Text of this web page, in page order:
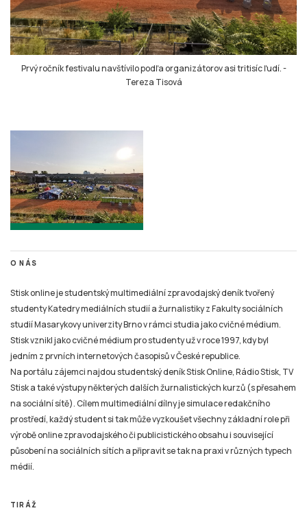
Prvý ročník festivalu navštívilo podľa organizátorov asi tritisíc ľudí.-
Tereza Tisová
O NÁS
Stisk online je studentský multimediální zpravodajský deník tvořený
studenty Katedry mediálních studií a žurnalistiky z Fakulty sociálních
studií Masarykovy univerzity Brno v rámci studia jako cvičné médium.
Stisk vznikl jako cvičné médium pro studenty už v roce 1997, kdy byl
jedním z prvních internetových časopisů v České republice.
Na portálu zájemci najdou studentský deník Stisk Online, Rádio Stisk, TV
Stisk a také výstupy některých dalších žurnalistických kurzů (s přesahem
na sociální sítě). Cílem multimediální dílny je simulace redakčního
prostředí, každý student si tak může vyzkoušet všechny základní role při
výrobě online zpravodajského či publicistického obsahu i související
působení na sociálních sítích a připravit se tak na praxi v různých typech
médií.
TIRÁŽ